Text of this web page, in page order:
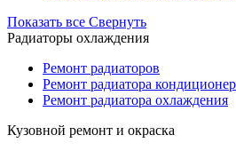
Показать все Свернуть
Радиаторы охлаждения
Ремонт радиаторов
Ремонт радиатора
Ремонт радиатора охлаждения
Кузовной ремонт и окраска